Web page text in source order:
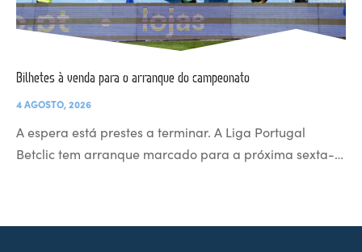
Bilhetes à venda para o arranque do campeonato
4 AGOSTO, 2026
A espera está prestes a terminar. A Liga Portugal
Betclic tem arranque marcado para a próxima sexta-…